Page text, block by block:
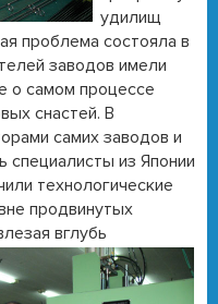
удилищ
проблема состояла в
заводов имели
о самом процессе
снастей. В
самих заводов и
специалисты из Японии
технологические
продвинутых
вглубь